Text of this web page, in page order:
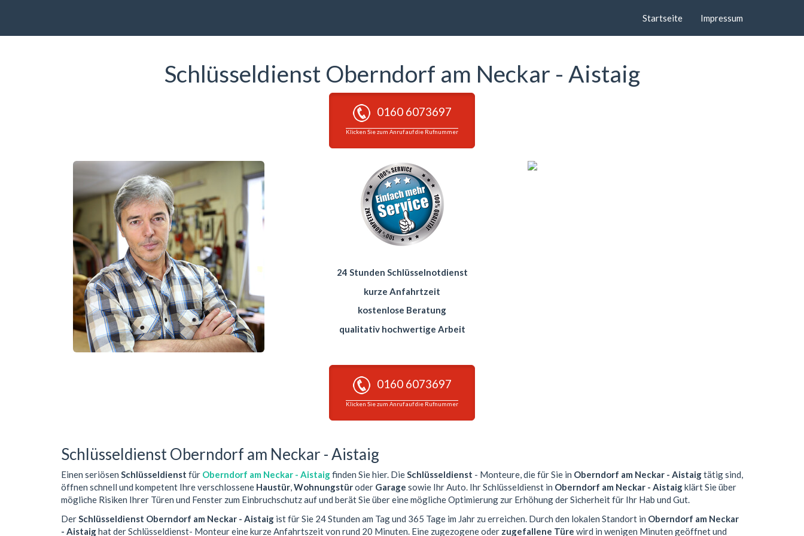
Startseite Impressum
Schlüsseldienst Oberndorf am Neckar - Aistaig
0160 6073697
Klicken Sie zum Anruf auf die Rufnummer
24 Stunden Schlüsselnotdienst
kurze Anfahrtzeit
kostenlose Beratung
qualitativ hochwertige Arbeit
0160 6073697
Klicken Sie zum Anruf auf die Rufnummer
Schlüsseldienst Oberndorf am Neckar - Aistaig
Einen seriösen Schlüsseldienst für Oberndorf am Neckar - Aistaigfinden Sie hier. DieSchlüsseldienst - Monteure, die für Sie in Oberndorf am Neckar - Aistaigtätig sind,
öffnen schnell und kompetent Ihre verschlossene Haustür,Wohnungstüroder Garage sowie Ihr Auto. Ihr Schlüsseldienst in Oberndorf am Neckar - Aistaigklärt Sie über
mögliche Risiken Ihrer Türen und Fenster zum Einbruchschutz auf und berät Sie über eine mögliche Optimierung zur Erhöhung der Sicherheit für Ihr Hab und Gut.
DerSchlüsseldienst Oberndorf am Neckar - Aistaig ist für Sie 24 Stunden am Tag und 365 Tage im Jahr zu erreichen. Durch den lokalen Standort in Oberndorf am Neckar
- Aistaighat der Schlüsseldienst- Monteur eine kurze Anfahrtszeit von rund 20 Minuten. Eine zugezogene oder zugefallene Türe wird in wenigen Minuten geöffnet und